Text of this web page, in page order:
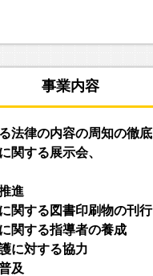
事業内容
法律の内容の周知の徹底
関する展示会、
進
関する図書印刷物の刊行
関する指導者の養成
に対する協力
及